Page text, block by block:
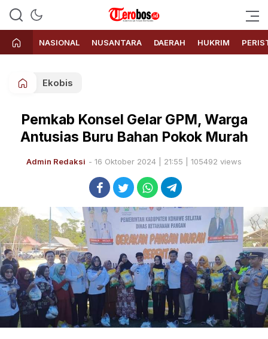
Terobos.id – Kabar terkini dari
Indonesia
Media siber yang menyajikan
berita terbaru dan kabar terkini
dari Indonesia untuk dunia
NASIONAL NUSANTARA DAERAH HUKRIM
Ekobis
Pemkab Konsel Gelar GPM, Warga
Antusias Buru Bahan Pokok Murah
Admin Redaksi - 16 Oktober 2024 | 21:55 | 105492 views